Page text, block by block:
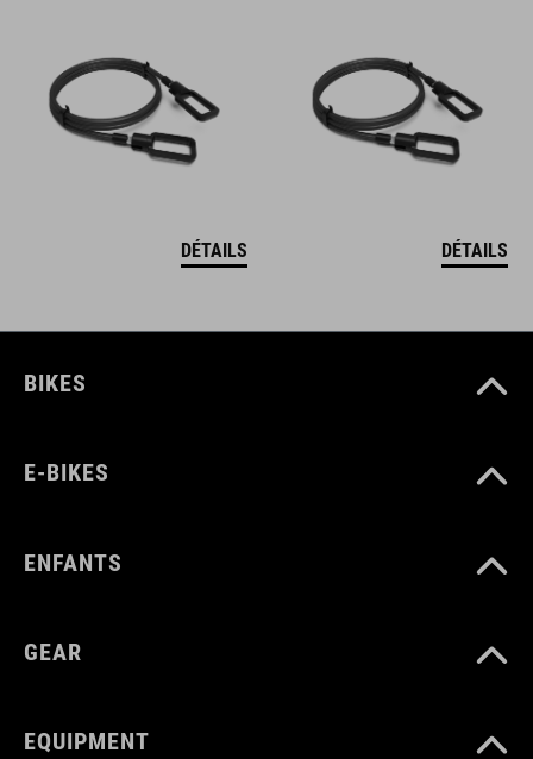
DÉTAILS DÉTAILS
BIKES
E-BIKES
ENFANTS
GEAR
EQUIPMENT